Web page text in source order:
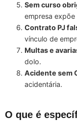
Sem curso
empresa
Contrato PJ
vínculo de
Multas e
dolo.
Acidente sem
acidentária.
O que é